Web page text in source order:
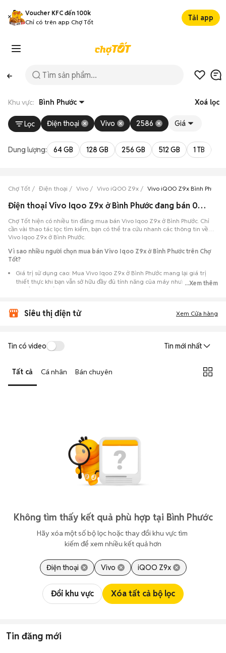
Voucher KFC đến 100k
Chỉ có trên app Chợ Tốt
Tải app
Khu vực: Bình Phước Xoá lọc
Lọc Điện thoại Vivo 2586 Giá
Dung lượng: 64 GB 128 GB 256 GB 512 GB 1 TB
Chợ Tốt Điện thoại Vivo Vivo iQOO Z9x Vivo iQOO Z9x Bình Phước
Điện thoại Vivo Iqoo Z9x ở Bình Phước đang bán 08/2026
Chợ Tốt hiện có nhiều tin đăng mua bán Vivo Iqoo Z9x ở Bình Phước. Chỉ
cần vài thao tác lọc tìm kiếm, bạn có thể tra cứu nhanh các thông tin về
Vivo Iqoo Z9x ở Bình Phước.
Vì sao nhiều người chọn mua bán Vivo Iqoo Z9x ở Bình Phước trên Chợ
Tốt?
Giá trị sử dụng cao: Mua Vivo Iqoo Z9x ở Bình Phước mang lại giá trị
thiết thực khi bạn vẫn sở hữu đầy đủ tính năng của máy nhưng với chi
phí đầu tư thấp hơn máy đập hộp.
Z9x ở Bình Phước, đáp ứng từ nhu cầu cần máy đẹp keng đến máy chỉ
cần hoạt động ổn định.
thận, test loa, camera, wifi... để đảm bảo máy không có lỗi phát sinh.
hai bên trao đổi giá cả linh hoạt và có thể chốt giao dịch ngay trong
ngày.
...Xem thêm
Siêu thị điện tử Xem Cửa hàng
Tin có video Tin mới nhất
Tất cả Cá nhân Bán chuyên
Không tìm thấy kết quả phù hợp tại Bình Phước
Hãy xóa một số bộ lọc hoặc thay đổi khu vực tìm
kiếm để xem nhiều kết quả hơn
Điện thoại Vivo iQOO Z9x
Đổi khu vực Xóa tất cả bộ lọc
Tin đăng mới